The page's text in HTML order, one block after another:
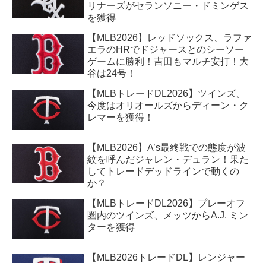
リナーズがセランソニー・ドミンゲス
を獲得
【MLB2026】レッドソックス、ラファ
エラのHRでドジャースとのシーソー
ゲームに勝利！吉田もマルチ安打！大
谷は24号！
【MLBトレードDL2026】ツインズ、
今度はオリオールズからディーン・ク
レマーを獲得！
【MLB2026】A’s最終戦での態度が波
紋を呼んだジャレン・デュラン！果た
してトレードデッドラインで動くの
か？
【MLBトレードDL2026】プレーオフ
圏内のツインズ、メッツからA.J. ミン
ターを獲得
【MLB2026トレードDL】レンジャー